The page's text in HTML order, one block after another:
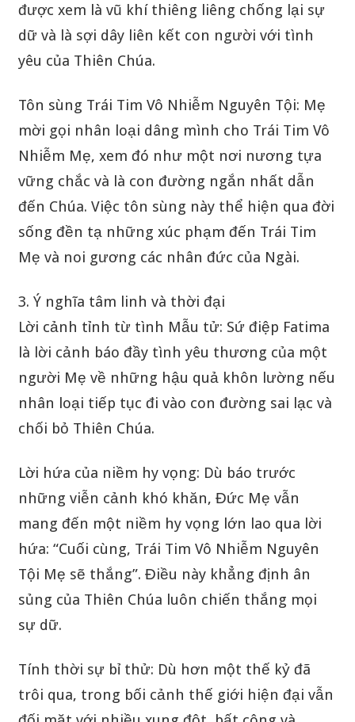
được xem là vũ khí thiêng liêng chống lại sự
dữ và là sợi dây liên kết con người với tình
yêu của Thiên Chúa.
Tôn sùng Trái Tim Vô Nhiễm Nguyên Tội: Mẹ
mời gọi nhân loại dâng mình cho Trái Tim Vô
Nhiễm Mẹ, xem đó như một nơi nương tựa
vững chắc và là con đường ngắn nhất dẫn
đến Chúa. Việc tôn sùng này thể hiện qua đời
sống đền tạ những xúc phạm đến Trái Tim
Mẹ và noi gương các nhân đức của Ngài.
3. Ý nghĩa tâm linh và thời đại
Lời cảnh tỉnh từ tình Mẫu tử: Sứ điệp Fatima
là lời cảnh báo đầy tình yêu thương của một
người Mẹ về những hậu quả khôn lường nếu
nhân loại tiếp tục đi vào con đường sai lạc và
chối bỏ Thiên Chúa.
Lời hứa của niềm hy vọng: Dù báo trước
những viễn cảnh khó khăn, Đức Mẹ vẫn
mang đến một niềm hy vọng lớn lao qua lời
hứa: “Cuối cùng, Trái Tim Vô Nhiễm Nguyên
Tội Mẹ sẽ thắng”. Điều này khẳng định ân
sủng của Thiên Chúa luôn chiến thắng mọi
sự dữ.
Tính thời sự bỉ thử: Dù hơn một thế kỷ đã
trôi qua, trong bối cảnh thế giới hiện đại vẫn